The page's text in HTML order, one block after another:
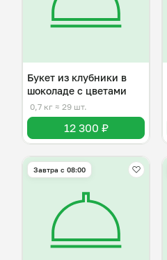
Букет из клубники в
шоколаде с цветами
0,7 кг ≈ 29 шт.
12 300 ₽
Завтра c 08:00